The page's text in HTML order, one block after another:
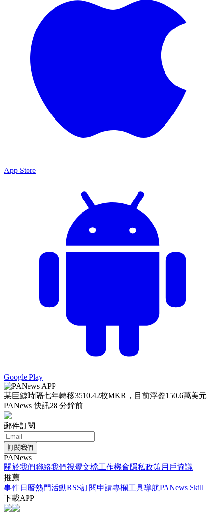
App Store
Google Play
某巨鯨時隔七年轉移3510.42枚MKR，目前浮盈150.6萬美元
PANews 快訊28 分鐘前
郵件訂閱
訂閱我們
PANews
關於我們聯絡我們視覺文檔工作機會隱私政策用戶協議
推薦
事件日曆熱門活動RSS訂閱申請專欄工具導航PANews Skill
下載APP